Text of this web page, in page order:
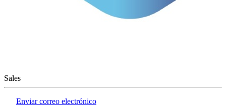
Sales
Enviar correo electrónico